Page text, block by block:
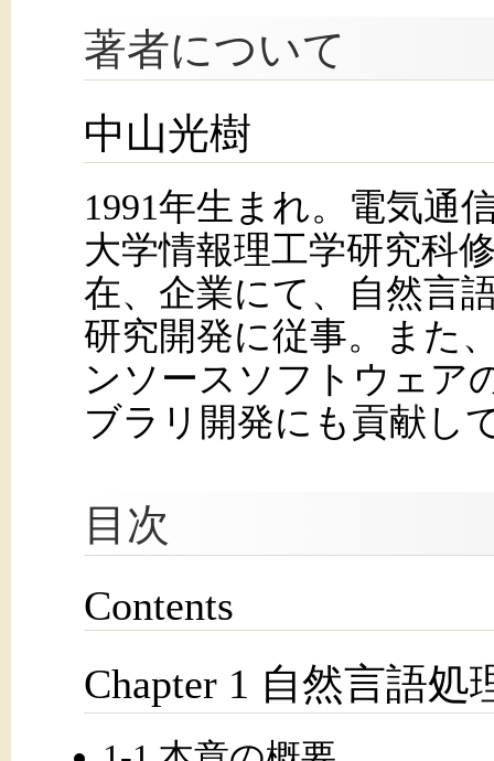
著者について
中山光樹
1991年生まれ。電気通
大学情報理工学研究科
在、企業にて、自然言
研究開発に従事。また
ンソースソフトウェア
ブラリ開発にも貢献し
目次
Contents
Chapter 1 自然言語処